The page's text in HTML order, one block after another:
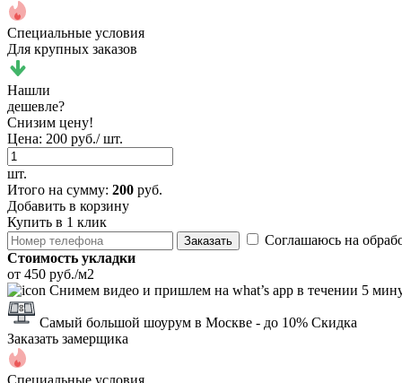
Специальные условия
Для крупных заказов
Нашли
дешевле?
Снизим цену!
Цена: 200 руб./ шт.
шт.
Итого на сумму: 200 руб.
Добавить в корзину
Купить в 1 клик
Заказать Соглашаюсь на
Стоимость укладки
от 450 руб./м2
Снимем видео и пришлем на what’s app в течении 5
Самый большой шоурум в Москве - до 10% Скидка
Заказать замерщика
Специальные условия